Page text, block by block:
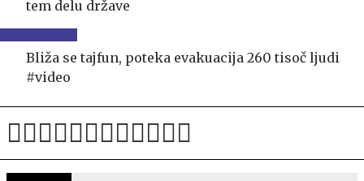
tem delu države
Bliža se tajfun, poteka evakuacija 260 tisoč ljudi
#video